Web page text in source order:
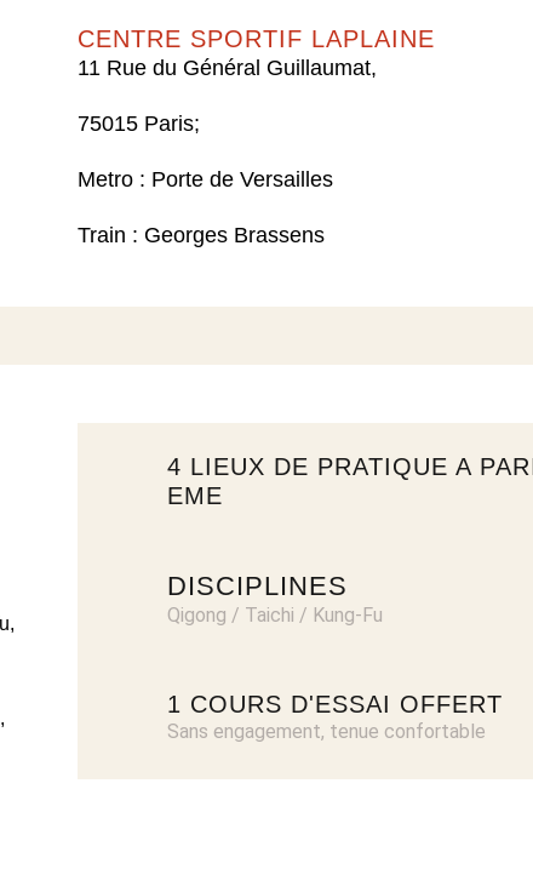
CENTRE SPORTIF LAPLAINE​
11 Rue du Général Guillaumat,
75015 Paris;
Metro : Porte de Versailles​
Train : Georges Brassens
4 LIEUX DE PRATIQUE A
EME
DISCIPLINES
Qigong / Taichi / Kung-Fu
1 COURS D'ESSAI OFFERT
Sans engagement, tenue confortable